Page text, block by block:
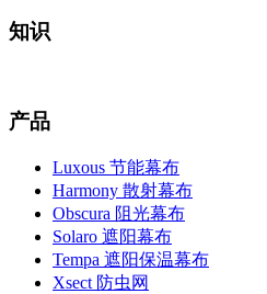
知识
产品
Luxous 节能幕布
Harmony 散射幕布
Obscura 阻光幕布
Solaro 遮阳幕布
Tempa 遮阳保温幕布
Xsect 防虫网